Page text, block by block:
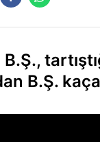
B.Ş.